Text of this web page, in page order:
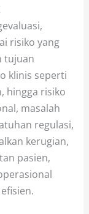
risiko yang
tujuan
klinis seperti
hingga risiko
masalah
regulasi,
kerugian,
pasien,